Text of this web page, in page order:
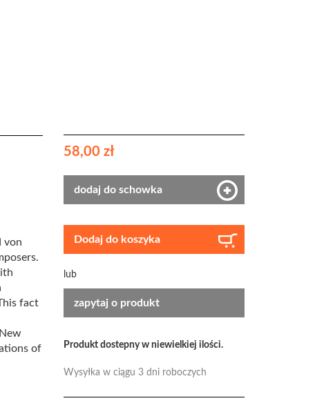
von
fact
of
58,00 zł
dodaj do schowka
Dodaj do koszyka
lub
zapytaj o produkt
Produkt dostepny w niewielkiej ilości.
Wysyłka w ciągu 3 dni roboczych